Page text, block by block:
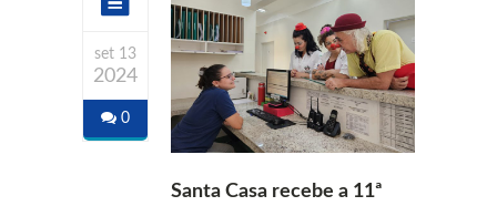
set 13
2024
0
Santa Casa recebe a 11ª